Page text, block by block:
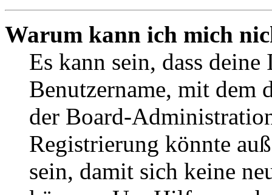
Warum kann ich mich
Es kann sein, dass
Benutzername, mit dem
der Board-
Registrierung könnte
sein, damit sich keine